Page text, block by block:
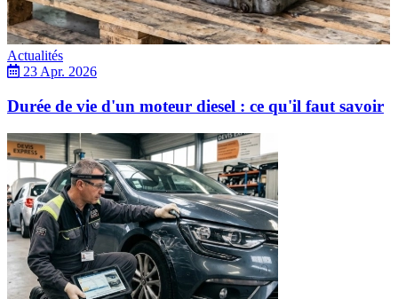
Actualités
23 Apr. 2026
Durée de vie d'un moteur diesel : ce qu'il faut savoir